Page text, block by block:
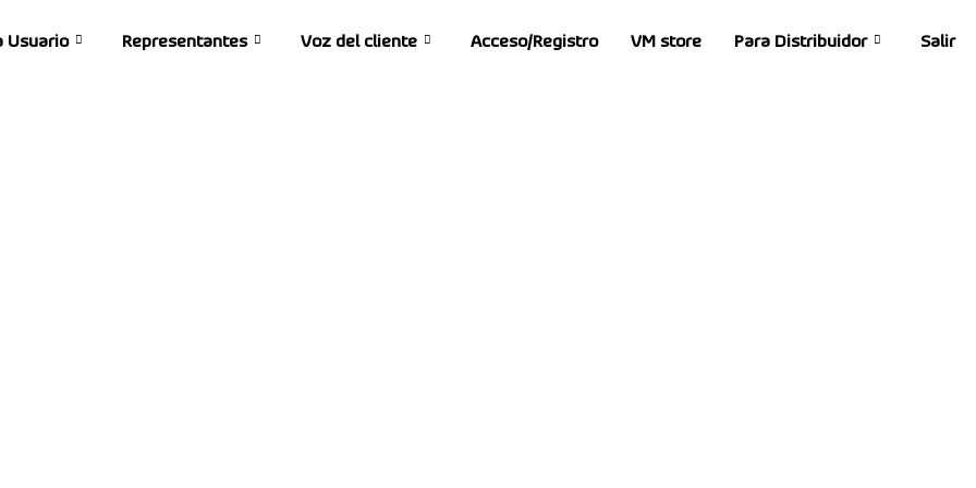
Usuario Representantes Voz del cliente Acceso/Registro VM store Para Distribuidor Salir